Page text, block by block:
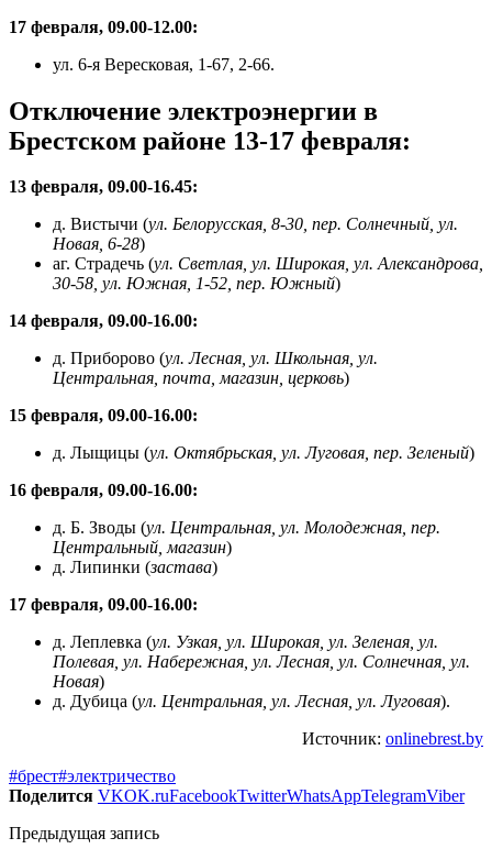
17 февраля, 09.00-12.00:
ул. 6-я Вересковая, 1-67, 2-66.
Отключение электроэнергии в
Брестском районе 13-17 февраля:
13 февраля, 09.00-16.45:
д. Вистычи (ул. Белорусская, 8-30, пер. Солнечный, ул.
Новая, 6-28)
аг. Страдечь (ул. Светлая, ул. Широкая, ул. Александрова,
30-58, ул. Южная, 1-52, пер. Южный)
14 февраля, 09.00-16.00:
д. Приборово (ул. Лесная, ул. Школьная, ул.
Центральная, почта, магазин, церковь)
15 февраля, 09.00-16.00:
д. Лыщицы (ул. Октябрьская, ул. Луговая, пер. Зеленый)
16 февраля, 09.00-16.00:
д. Б. Зводы (ул. Центральная, ул. Молодежная, пер.
Центральный, магазин)
д. Липинки (застава)
17 февраля, 09.00-16.00:
д. Леплевка (ул. Узкая, ул. Широкая, ул. Зеленая, ул.
Полевая, ул. Набережная, ул. Лесная, ул. Солнечная, ул.
Новая)
д. Дубица (ул. Центральная, ул. Лесная, ул. Луговая).
Источник: onlinebrest.by
#брест#электричество
Поделится VKOK.ruFacebookTwitterWhatsAppTelegramViber
Предыдущая запись